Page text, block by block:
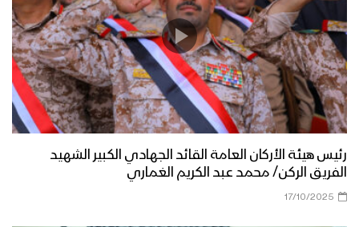
رئيس هيئة الأركان العامة القائد الجهادي الكبير الشهيد
الفريق الركن/ محمد عبد الكريم الغماري
17/10/2025